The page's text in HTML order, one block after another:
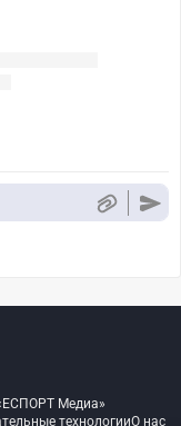
Медиа»
технологииО нас